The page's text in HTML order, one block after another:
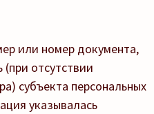
или номер документа,
отсутствии
субъекта персональных
указывалась